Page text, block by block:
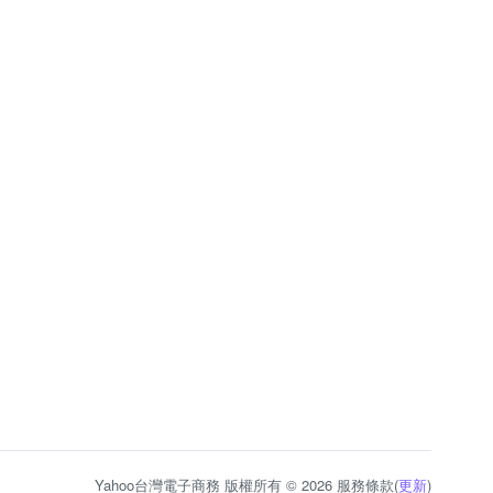
Yahoo台灣電子商務 版權所有 © 2026 服務條款(更新)